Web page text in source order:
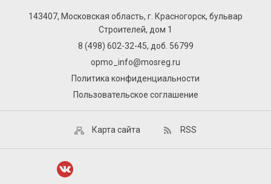
143407, Московская область, г. Красногорск, бульвар
Строителей, дом 1
8 (498) 602-32-45, доб. 56799
opmo_info@mosreg.ru
Политика конфиденциальности
Пользовательское соглашение
Карта сайта RSS